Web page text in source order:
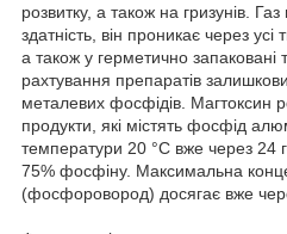
розвитку, а також на гризунів.
здатність, він проникає через усі
а також у герметично запаковані
рахтування препаратів
металевих фосфідів. Магтоксин
продукти, які містять фосфід
температури 20 °C вже через 24
75% фосфіну. Максимальна
(фосфоровород) досягає вже